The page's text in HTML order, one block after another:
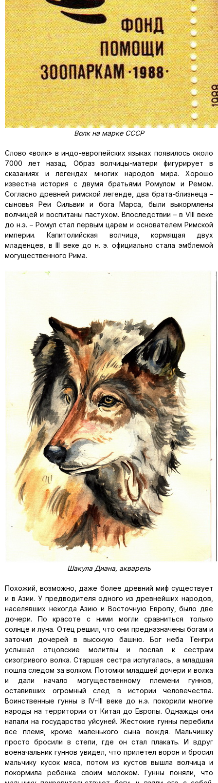
Волк на марке СССР
Слово «волк» в индо-европейских языках появилось около
7000 лет назад. Образ волчицы-матери фигурирует в
сказаниях и легендах многих народов мира. Хорошо
известна история с двумя братьями Ромулом и Ремом.
Согласно древней римской легенде, два брата-близнеца –
сыновья Реи Сильвии и бога Марса, были выкормлены
волчицей и воспитаны пастухом. Впоследствии – в VIII веке
до н.э. – Ромул стал первым царем и основателем Римской
империи. Капитолийская волчица, кормящая двух
младенцев, в III веке до н. э. официально стала эмблемой
могущественного Рима.
Шакула Диана, акварель
Похожий, возможно, даже более древний миф существует
и в Азии. У предводителя одного из древнейших народов,
населявших некогда Азию и Восточную Европу, было две
дочери. По красоте с ними могли сравниться только
солнце и луна. Отец решил, что они предназначены богам и
заточил дочерей в высокую башню. Бог неба Тенгри
услышал отцовские молитвы и послал к сестрам
сизогривого волка. Старшая сестра испугалась, а младшая
пошла следом за волком. Потомки младшей дочери и волка
и дали начало могущественному племени гуннов,
оставивших огромный след в истории человечества.
Воинственные гунны в IV–III веке до н.э. покорили многие
народы на территории от Китая до Европы. Однажды они
напали на государство уйсуней. Жестокие гунны перебили
все племя, кроме маленького сына вождя. Мальчишку
просто бросили в степи, где он стал плакать. И вдруг
военачальник гуннов увидел, что прилетел ворон и бросил
мальчику кусок мяса, потом из кустов вышла волчица и
покормила ребенка своим молоком. Гунны поняли, что